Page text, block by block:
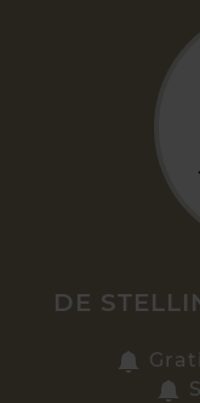
Zoek een woning
DE